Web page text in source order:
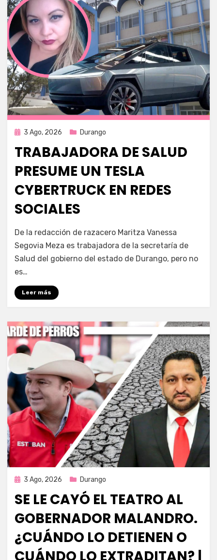
Publicada
3 Ago, 2026 Durango
TRABAJADORA DE SALUD
PRESUME UN TESLA
CYBERTRUCK EN REDES
SOCIALES
por Fernando Miranda Servín
De la redacción de razacero Maritza Vanessa
Segovia Meza es trabajadora de la secretaría de
Salud del gobierno del estado de Durango, pero no
es…
Leer más
Publicada
3 Ago, 2026 Durango
SE LE CAYÓ EL TEATRO AL
GOBERNADOR MALANDRO.
¿CUÁNDO LO DETIENEN O